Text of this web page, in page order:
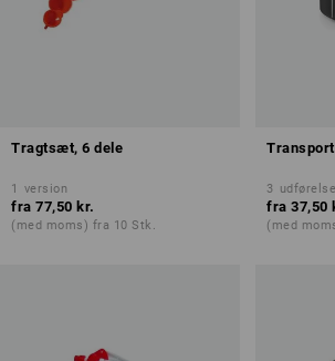
Tragtsæt, 6 dele
1 version
fra 77,50 kr.
(med moms) fra 10 Stk.
3
fra 37,50
(med